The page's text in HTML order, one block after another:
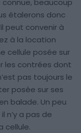
beaucoup
étalerons donc
peut convenir à
à la location
cellule posée sur
les contrées dont
pas toujours le
posée sur ses
balade. Un peu
n’y a pas de
cellule.